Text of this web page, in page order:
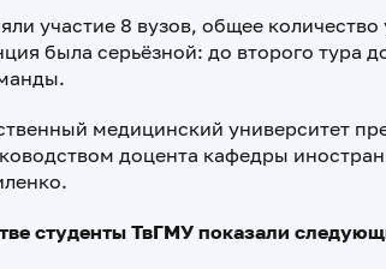
участие 8 вузов, общее количество
была серьёзной: до второго тура
медицинский университет
доцента кафедры
студенты ТвГМУ показали